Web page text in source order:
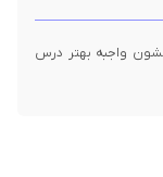
واجبه بهتر درس